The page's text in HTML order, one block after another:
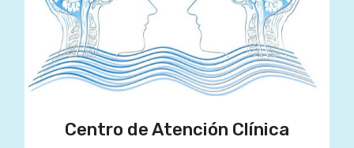
Centro de Atención Clínica